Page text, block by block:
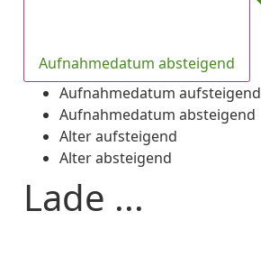
Aufnahmedatum absteigend
Aufnahmedatum aufsteigend
Aufnahmedatum absteigend
Alter aufsteigend
Alter absteigend
Lade ...